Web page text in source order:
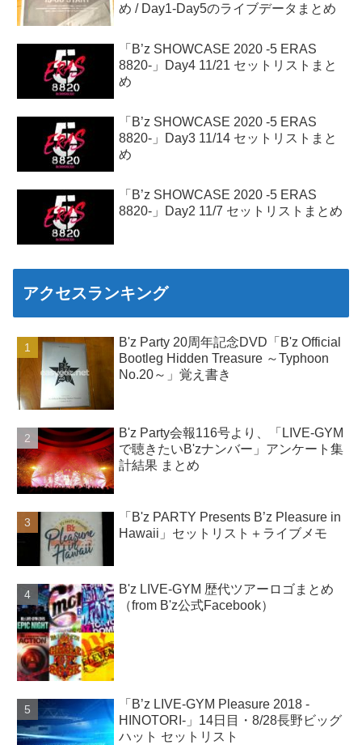
め / Day1-Day5のライブデータまとめ
「B’z SHOWCASE 2020 -5 ERAS
8820-」Day4 11/21 セットリストまと
め
「B’z SHOWCASE 2020 -5 ERAS
8820-」Day3 11/14 セットリストまと
め
「B’z SHOWCASE 2020 -5 ERAS
8820-」Day2 11/7 セットリストまとめ
アクセスランキング
B'z Party 20周年記念DVD「B'z Official
Bootleg Hidden Treasure ～Typhoon
No.20～」覚え書き
B'z Party会報116号より、「LIVE-GYM
で聴きたいB'zナンバー」アンケート集
計結果 まとめ
「B'z PARTY Presents B’z Pleasure in
Hawaii」セットリスト＋ライブメモ
B'z LIVE-GYM 歴代ツアーロゴまとめ
（from B'z公式Facebook）
「B’z LIVE-GYM Pleasure 2018 -
HINOTORI-」14日目・8/28長野ビッグ
ハット セットリスト